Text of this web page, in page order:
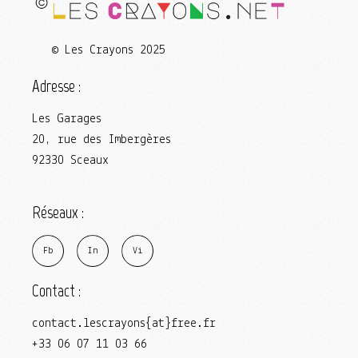
© Les Crayons 2025
Adresse :
Les Garages
20, rue des Imbergères
92330 Sceaux
Réseaux :
F b In Vi
Contact :
contact.lescrayons{at}free.fr
+33 06 07 11 03 66